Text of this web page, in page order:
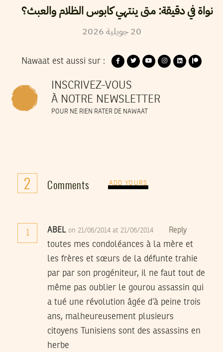
نواة في دقيقة: متى ينتهي كابوس الظلام والعبث؟
20 جويلية2026
Nawaat est aussi sur :
INSCRIVEZ-VOUS
À NOTRE NEWSLETTER
POUR NE RIEN RATER DE NAWAAT
2 Comments ADD YOURS
ABEL on 21/06/2014 at 21/06/2014 Reply
toutes mes condoléances à la mère et
les frères et sœurs de la défunte trahie
par par son progéniteur, il ne faut tout de
même pas oublier le gourou assassin qui
a tué une révolution âgée d’à peine trois
ans, malheureusement plusieurs
citoyens Tunisiens sont des assassins en
herbe